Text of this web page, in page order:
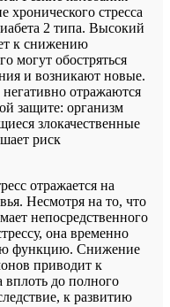
хронического стресса
2 типа. Высокий
к снижению
могут обостряться
и возникают новые.
отражаются
защите: организм
злокачественные
риск
отражается на
Несмотря на то, что
непосредственного
она временно
функцию. Снижение
приводит к
до полного
к развитию